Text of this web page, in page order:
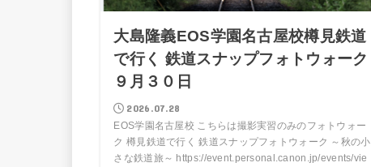
大島隆義EOS学園名古屋校樽見鉄道
で行く 鉄道スナップフォトウォーク
９月３０日
2026.07.28
EOS学園名古屋校 こちらは撮影実習のみのフォトウォー
ク 樽見鉄道で行く 鉄道スナップフォトウォーク ～秋の小
さな鉄道旅～ https://event.personal.canon.jp/events/vie